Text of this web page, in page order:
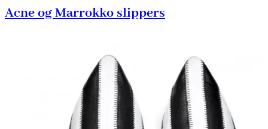
Acne og Marrokko slippers